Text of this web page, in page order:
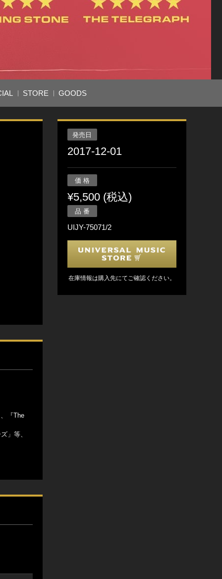
STORE GOODS
『The
」等、
発売日
2017-12-01
価 格
¥5,500 (税込)
品 番
UIJY-75071/2
在庫情報は購入先にてご確認ください。